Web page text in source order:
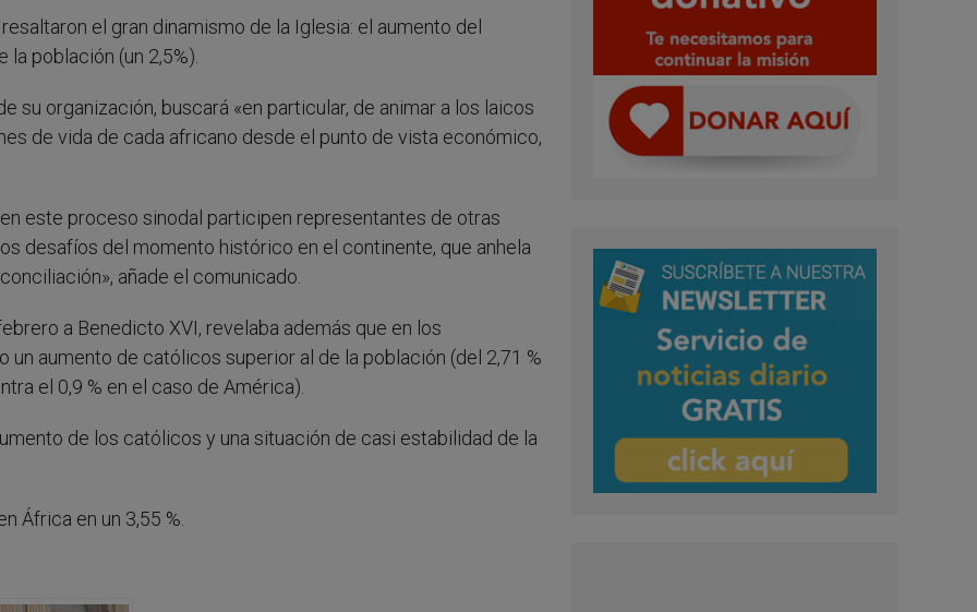
el gran dinamismo de la Iglesia: el aumento del
la población (un 2,5%).
su organización, buscará «en particular, de animar a los laicos
de vida de cada africano desde el punto de vista económico,
este proceso sinodal participen representantes de otras
desafíos del momento histórico en el continente, que anhela
añade el comunicado.
a Benedicto XVI, revelaba además que en los
aumento de católicos superior al de la población (del 2,71 %
el 0,9 % en el caso de América).
de los católicos y una situación de casi estabilidad de la
África en un 3,55 %.